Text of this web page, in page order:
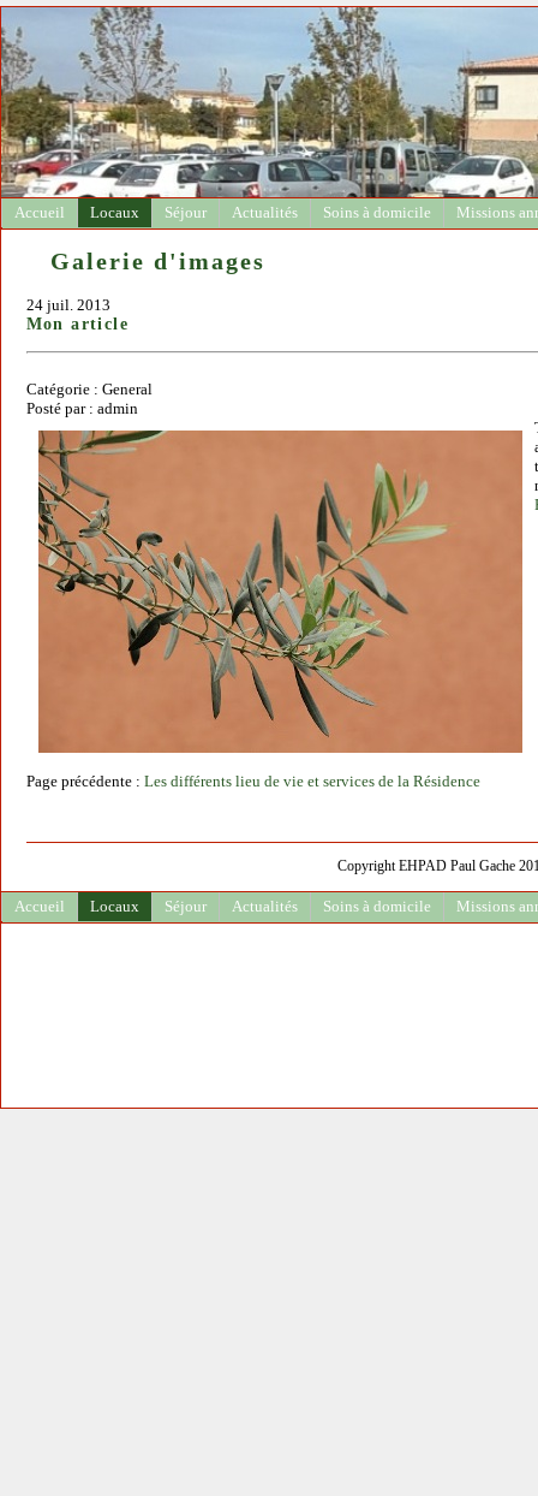
Accueil Locaux Séjour Actualités Soins à domicile Missions
Galerie d'images
24 juil. 2013
Mon article
Catégorie : General
Posté par : admin
Page précédente : Les différents lieu de vie et services de la Résidence
Copyright EHPAD Paul Gache
Accueil Locaux Séjour Actualités Soins à domicile Missions